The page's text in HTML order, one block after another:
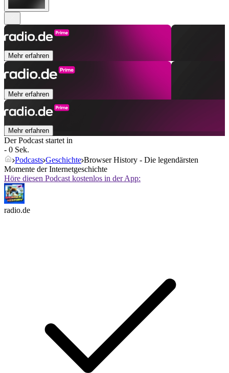
Mehr erfahren
Mehr erfahren
Mehr erfahren
Der Podcast startet in
- 0 Sek.
Podcasts Geschichte Browser History - Die legendärsten
Momente der Internetgeschichte
Höre diesen Podcast kostenlos in der App:
radio.de